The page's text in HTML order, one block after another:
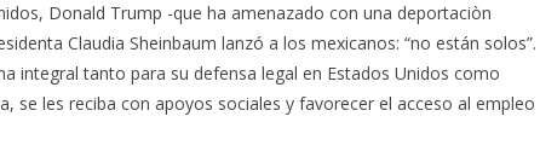
Donald Trump -que ha amenazado con una deportaciòn
Claudia Sheinbaum lanzó a los mexicanos: “no están solos”.
integral tanto para su defensa legal en Estados Unidos como
se les reciba con apoyos sociales y favorecer el acceso al empleo